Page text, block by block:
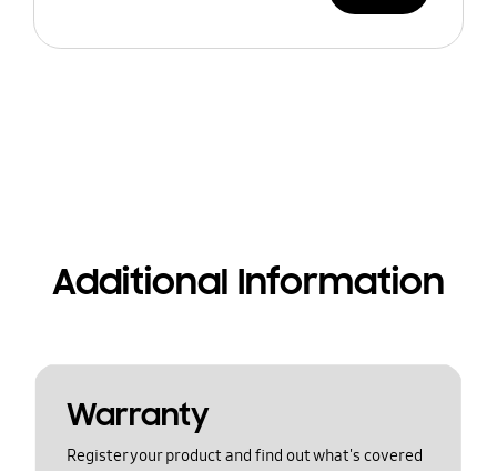
Additional Information
Warranty
Register your product and find out what's covered